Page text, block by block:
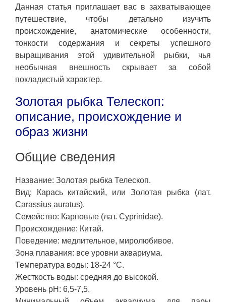
Данная статья приглашает вас в захватывающее
путешествие, чтобы детально изучить
происхождение, анатомические особенности,
тонкости содержания и секреты успешного
выращивания этой удивительной рыбки, чья
необычная внешность скрывает за собой
покладистый характер.
Золотая рыбка Телескоп:
описание, происхождение и
образ жизни
Общие сведения
Название: Золотая рыбка Телескоп.
Вид: Карась китайский, или Золотая рыбка (лат.
Carassius auratus).
Семейство: Карповые (лат. Cyprinidae).
Происхождение: Китай.
Поведение: медлительное, миролюбивое.
Зона плавания: все уровни аквариума.
Температура воды: 18-24 °C.
Жесткость воды: средняя до высокой.
Уровень pH: 6,5-7,5.